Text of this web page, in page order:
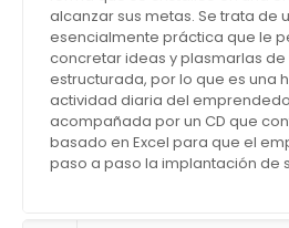
alcanzar sus metas. Se trata de
esencialmente práctica que le
concretar ideas y plasmarlas
estructurada, por lo que es una
actividad diaria del
acompañada por un CD que
basado en Excel para que el
paso a paso la implantación de